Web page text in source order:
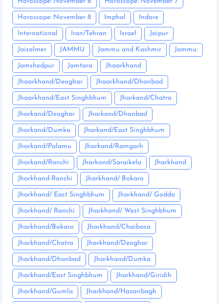
Horoscope: November 8 Imphal Indore
International Iran/Tehran Israel Jaipur
Jaisalmer JAMMU Jammu and Kashmir Jammu:
Jamshedpur Jamtara Jhaarkhand
Jhaarkhand/Deoghar Jhaarkhand/Dhanbad
Jhaarkhand/East Singhbhum Jharkand/Chatra
Jharkand/Deoghar Jharkand/Dhanbad
Jharkand/Dumka Jharkand/East Singhbhum
Jharkand/Palamu Jharkand/Ramgarh
Jharkand/Ranchi Jharkand/Saraikela Jharkhand
Jharkhand-Ranchi Jharkhand/ Bokaro
Jharkhand/ East Singhbhum Jharkhand/ Godda
Jharkhand/ Ranchi Jharkhand/ West Singhbhum
Jharkhand/Bokaro Jharkhand/Chaibasa
Jharkhand/Chatra Jharkhand/Deoghar
Jharkhand/Dhanbad Jharkhand/Dumka
Jharkhand/East Singhbhum Jharkhand/Giridih
Jharkhand/Gumla Jharkhand/Hazaribagh